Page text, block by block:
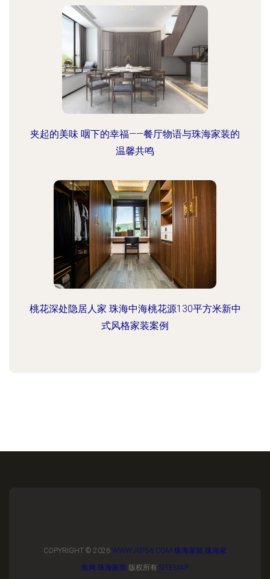
夹起的美味 咽下的幸福——餐厅物语与珠海家装的
温馨共鸣
桃花深处隐居人家 珠海中海桃花源130平方米新中
式风格家装案例
COPYRIGHT © 2026 WWW.J0756.COM 珠海家装 珠海家
装网 珠海家装 版权所有 SITEMAP